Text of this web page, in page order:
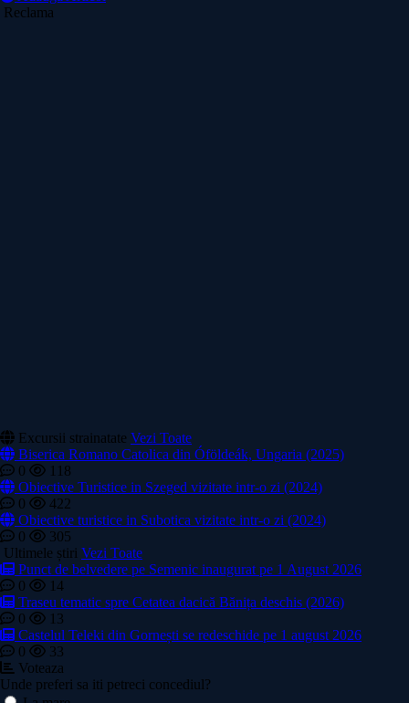
Reclama
Excursii strainatate Vezi Toate
Biserica Romano Catolica din Óföldeák, Ungaria (2025)
0
118
Obiective Turistice in Szeged vizitate intr-o zi (2024)
0
422
Obiective turistice in Subotica vizitate intr-o zi (2024)
0
305
Ultimele știri Vezi Toate
Punct de belvedere pe Semenic inaugurat pe 1 August 2026
0
14
Traseu tematic spre Cetatea dacică Bănița deschis (2026)
0
13
Castelul Teleki din Gornești se redeschide pe 1 august 2026
0
33
Voteaza
Unde preferi sa iti petreci concediul?